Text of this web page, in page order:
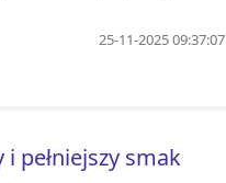
25-11-2025 09:37:07
pełniejszy smak